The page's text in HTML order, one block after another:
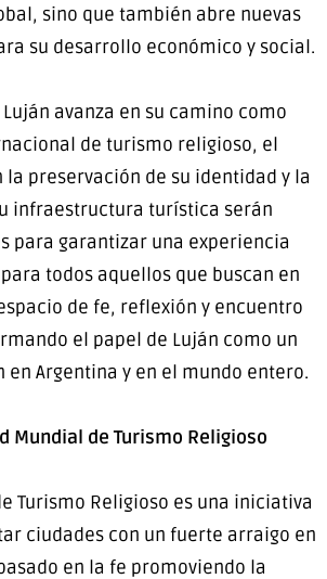
sino que también abre nuevas
su desarrollo económico y social.
avanza en su camino como
de turismo religioso, el
preservación de su identidad y la
infraestructura turística serán
para garantizar una experiencia
todos aquellos que buscan en
de fe, reflexión y encuentro
el papel de Luján como un
en Argentina y en el mundo entero.
Mundial de Turismo Religioso
Turismo Religioso es una iniciativa
ciudades con un fuerte arraigo en
en la fe promoviendo la